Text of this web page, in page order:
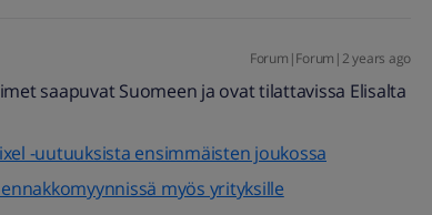
Forum|Forum|2 years ago
saapuvat Suomeen ja ovat tilattavissa Elisalta
-uutuuksista ensimmäisten joukossa
myös yrityksille